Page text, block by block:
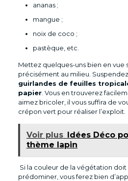
ananas ;
mangue ;
noix de coco ;
pastèque, etc.
Mettez quelques-uns bien en vue
précisément au milieu.
guirlandes de feuilles
papier. Vous en trouverez
aimez bricoler, il vous suffira de
crépon vert pour réaliser l’exploit.
Voir plus Idées Déco
thème lapin
Si la couleur de la végétation
prédominer, vous ferez bien